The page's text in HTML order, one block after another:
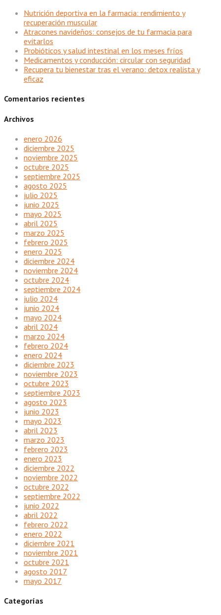
Nutrición deportiva en la farmacia: rendimiento y
recuperación muscular
Atracones navideños: consejos de tu farmacia para
evitarlos
Probióticos y salud intestinal en los meses fríos
Medicamentos y conducción: circular con seguridad
Recupera tu bienestar tras el verano: detox realista y
eficaz
Comentarios recientes
Archivos
enero 2026
diciembre 2025
noviembre 2025
octubre 2025
septiembre 2025
agosto 2025
julio 2025
junio 2025
mayo 2025
abril 2025
marzo 2025
febrero 2025
enero 2025
diciembre 2024
noviembre 2024
octubre 2024
septiembre 2024
julio 2024
junio 2024
mayo 2024
abril 2024
marzo 2024
febrero 2024
enero 2024
diciembre 2023
noviembre 2023
octubre 2023
septiembre 2023
agosto 2023
junio 2023
mayo 2023
abril 2023
marzo 2023
febrero 2023
enero 2023
diciembre 2022
noviembre 2022
octubre 2022
septiembre 2022
junio 2022
abril 2022
febrero 2022
enero 2022
diciembre 2021
noviembre 2021
octubre 2021
agosto 2017
mayo 2017
Categorías